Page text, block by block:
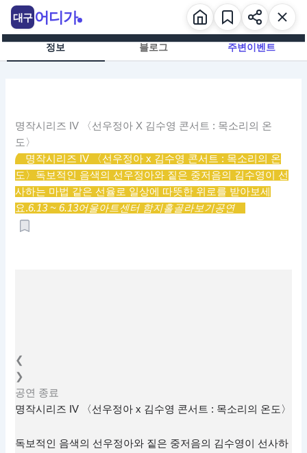
츠
정보 블로그 주변이벤트
명작시리즈 IV 〈선우정아 X 김수영 콘서트 : 목소리의 온
도〉
명작시리즈 IV 〈선우정아 x 김수영 콘서트 : 목소리의 온
도〉 독보적인 음색의 선우정아와 짙은 중저음의 김수영이 선
사하는 마법 같은 선율로 일상에 따뜻한 위로를 받아보세
요.6.13 ~ 6.13어울아트센터 함지홀골라보기공연
❮
❯
공연 종료
명작시리즈 IV 〈선우정아 x 김수영 콘서트 : 목소리의 온도〉
독보적인 음색의 선우정아와 짙은 중저음의 김수영이 선사하
대구 어디가